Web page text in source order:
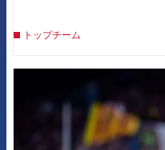
トップチーム